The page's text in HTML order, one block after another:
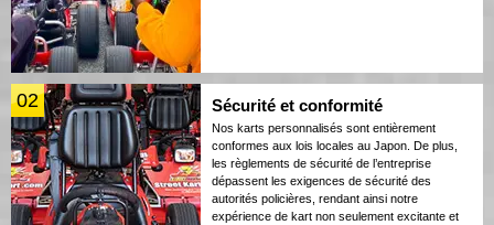
02 Sécurité et conformité
Nos karts personnalisés sont entièrement
conformes aux lois locales au Japon. De plus,
les règlements de sécurité de l’entreprise
dépassent les exigences de sécurité des
autorités policières, rendant ainsi notre
expérience de kart non seulement excitante et